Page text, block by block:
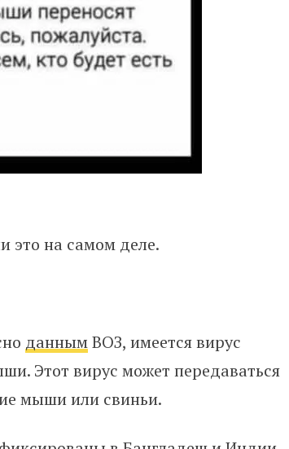
это на самом деле.
даннымВОЗ, имеется вирус
Этот вирус может передаваться
мыши или свиньи.